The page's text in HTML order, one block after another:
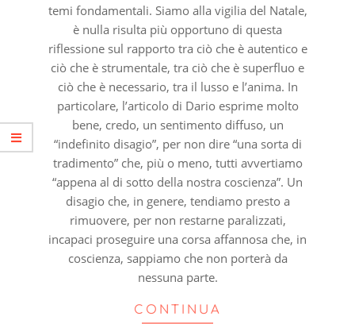
temi fondamentali. Siamo alla vigilia del Natale,
è nulla risulta più opportuno di questa
riflessione sul rapporto tra ciò che è autentico e
ciò che è strumentale, tra ciò che è superfluo e
ciò che è necessario, tra il lusso e l’anima. In
particolare, l’articolo di Dario esprime molto
bene, credo, un sentimento diffuso, un
“indefinito disagio”, per non dire “una sorta di
tradimento” che, più o meno, tutti avvertiamo
“appena al di sotto della nostra coscienza”. Un
disagio che, in genere, tendiamo presto a
rimuovere, per non restarne paralizzati,
incapaci proseguire una corsa affannosa che, in
coscienza, sappiamo che non porterà da
nessuna parte.
CONTINUA